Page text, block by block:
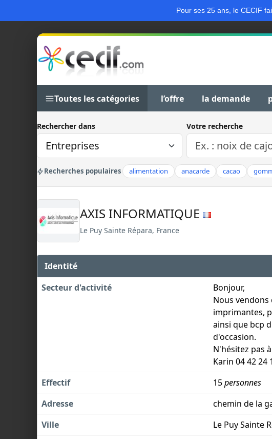
Pour ses 25 ans, le CECIF
Toutes les catégories l’offre la demande
Rechercher dans Votre recherche
Recherches populaires alimentation anacarde cacao
AXIS INFORMATIQUE
Le Puy Sainte Répara, France
Identité
Secteur d'activité
Bonjour,
Nous
imprimantes,
ainsi que bcp
d'occasion.
N'hésitez pas
Karin 04 42 24
Effectif
15personnes
Adresse
chemin de la
Ville
Le Puy Sainte